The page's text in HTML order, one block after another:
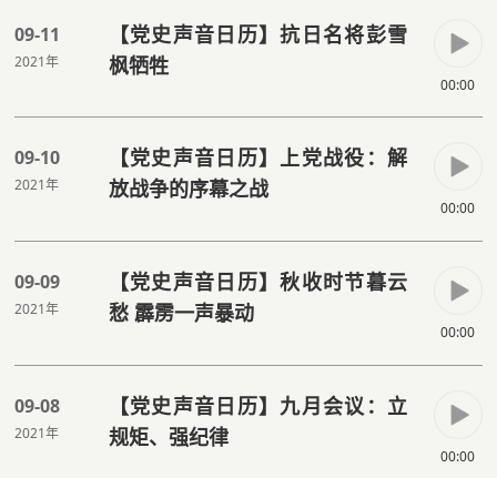
09-11
2021年
【党史声音日历】抗日名将彭雪
枫牺牲
00:00
09-10
2021年
【党史声音日历】上党战役：解
放战争的序幕之战
00:00
09-09
2021年
【党史声音日历】秋收时节暮云
愁 霹雳一声暴动
00:00
09-08
2021年
【党史声音日历】九月会议：立
规矩、强纪律
00:00